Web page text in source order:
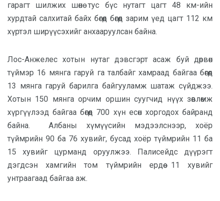
гарагт шилжих шөнө тус бүс нутагт цагт 48 км-ийн
хурдтай салхитай байх бөгөөд бөгөөд зарим үед цагт 112 км
хүртэл ширүүсэхийг анхааруулсан байна.
Лос-Анжелес хотын нутаг дэвсгэрт асаж буй дөрвөн
түймэр 16 мянга гаруй га талбайг хамраад байгаа бөгөөд
13 мянга гаруй барилга байгууламж шатаж сүйджээ.
Хотын 150 мянга орчим оршин суугчид нүүх зөвлөмж
хүргүүлээд байгаа бөгөөд 700 хүн есөн хоргодох байранд
байна. Албаны хүмүүсийн мэдээлснээр, хоёр
түймрийн 90 ба 76 хувийг, бусад хоёр түймрийн 11 ба
15 хувийг цурманд оруулжээ. Палисейдс дүүрэгт
дэгдсэн хамгийн том түймрийн ердөө 11 хувийг
унтраагаад байгаа аж.